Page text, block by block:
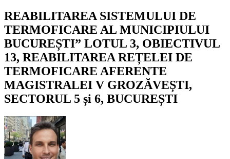
REABILITAREA SISTEMULUI DE
TERMOFICARE AL MUNICIPIULUI
BUCUREȘTI” LOTUL 3, OBIECTIVUL
13, REABILITAREA REȚELEI DE
TERMOFICARE AFERENTE
MAGISTRALEI V GROZĂVEȘTI,
SECTORUL 5 și 6, BUCUREȘTI